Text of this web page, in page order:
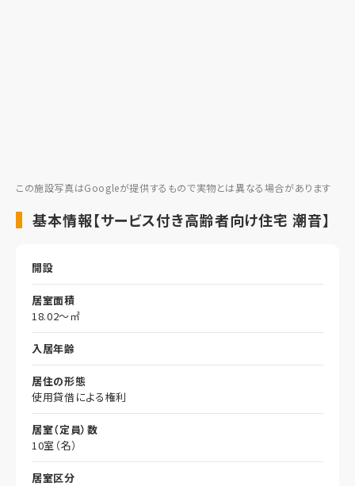
この施設写真はGoogleが提供するもので実物とは異なる場合があります
基本情報【サービス付き高齢者向け住宅 潮音】
開設
居室面積
18.02～㎡
入居年齢
居住の形態
使用貸借による権利
居室（定員）数
10室（名）
居室区分